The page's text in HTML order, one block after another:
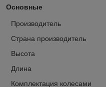
Основные
Производитель
Страна производитель
Высота
Длина
Комплектация колесами